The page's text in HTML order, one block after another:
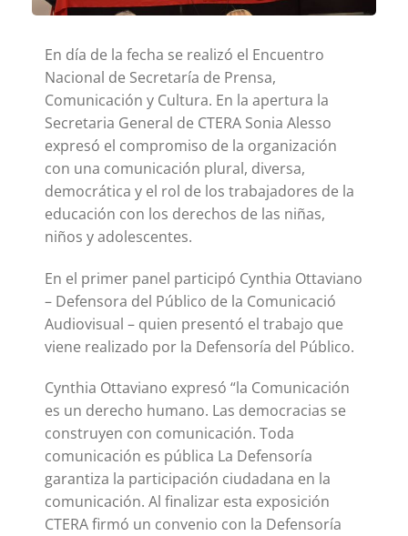
En día de la fecha se realizó el Encuentro
Nacional de Secretaría de Prensa,
Comunicación y Cultura. En la apertura la
Secretaria General de CTERA Sonia Alesso
expresó el compromiso de la organización
con una comunicación plural, diversa,
democrática y el rol de los trabajadores de la
educación con los derechos de las niñas,
niños y adolescentes.
En el primer panel participó Cynthia Ottaviano
– Defensora del Público de la Comunicació
Audiovisual – quien presentó el trabajo que
viene realizado por la Defensoría del Público.
Cynthia Ottaviano expresó “la Comunicación
es un derecho humano. Las democracias se
construyen con comunicación. Toda
comunicación es pública La Defensoría
garantiza la participación ciudadana en la
comunicación. Al finalizar esta exposición
CTERA firmó un convenio con la Defensoría